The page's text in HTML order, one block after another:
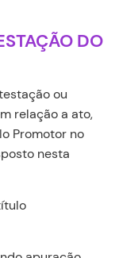
DO
ou
relação a ato,
Promotor no
nesta